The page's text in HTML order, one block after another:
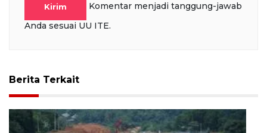
Kirim
Komentar menjadi tanggung-jawab
Anda sesuai UU ITE.
Berita Terkait